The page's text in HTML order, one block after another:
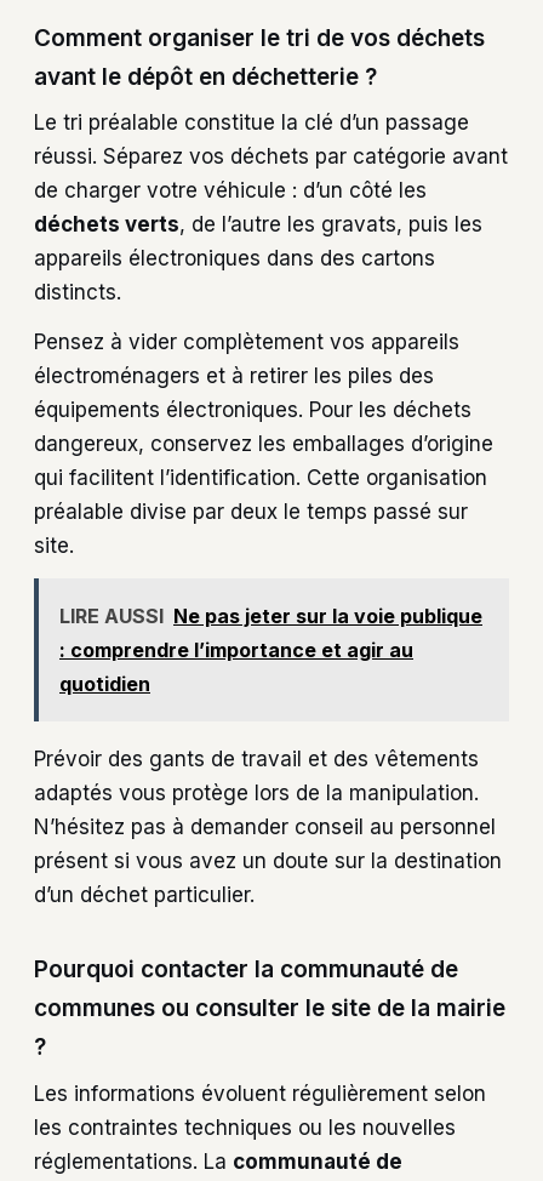
Comment organiser le tri de vos déchets
avant le dépôt en déchetterie ?
Le tri préalable constitue la clé d’un passage
réussi. Séparez vos déchets par catégorie avant
de charger votre véhicule : d’un côté les
déchets verts, de l’autre les gravats, puis les
appareils électroniques dans des cartons
distincts.
Pensez à vider complètement vos appareils
électroménagers et à retirer les piles des
équipements électroniques. Pour les déchets
dangereux, conservez les emballages d’origine
qui facilitent l’identification. Cette organisation
préalable divise par deux le temps passé sur
site.
LIRE AUSSI Ne pas jeter sur la voie publique
: comprendre l’importance et agir au
quotidien
Prévoir des gants de travail et des vêtements
adaptés vous protège lors de la manipulation.
N’hésitez pas à demander conseil au personnel
présent si vous avez un doute sur la destination
d’un déchet particulier.
Pourquoi contacter la communauté de
communes ou consulter le site de la mairie
?
Les informations évoluent régulièrement selon
les contraintes techniques ou les nouvelles
réglementations. La communauté de